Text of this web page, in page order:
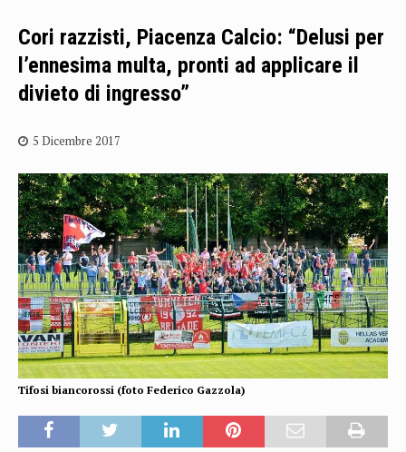
Cori razzisti, Piacenza Calcio: “Delusi per
l’ennesima multa, pronti ad applicare il
divieto di ingresso”
5 Dicembre 2017
Tifosi biancorossi (foto Federico Gazzola)